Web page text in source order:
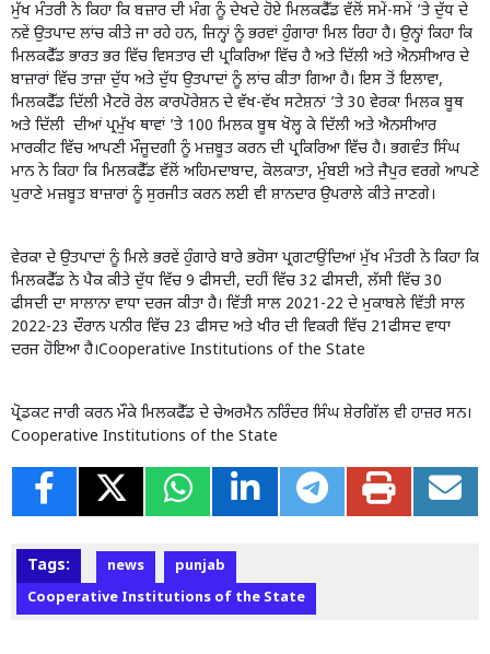
ਮੁੱਖ ਮੰਤਰੀ ਨੇ ਕਿਹਾ ਕਿ ਬਜ਼ਾਰ ਦੀ ਮੰਗ ਨੂੰ ਦੇਖਦੇ ਹੋਏ ਮਿਲਕਫੈੱਡ ਵੱਲੋਂ ਸਮੇਂ-ਸਮੇਂ ’ਤੇ ਦੁੱਧ ਦੇ
ਨਵੇਂ ਉਤਪਾਦ ਲਾਂਚ ਕੀਤੇ ਜਾ ਰਹੇ ਹਨ, ਜਿਨ੍ਹਾਂ ਨੂੰ ਭਰਵਾਂ ਹੁੰਗਾਰਾ ਮਿਲ ਰਿਹਾ ਹੈ। ਉਨ੍ਹਾਂ ਕਿਹਾ ਕਿ
ਮਿਲਕਫੈੱਡ ਭਾਰਤ ਭਰ ਵਿੱਚ ਵਿਸਤਾਰ ਦੀ ਪ੍ਰਕਿਰਿਆ ਵਿੱਚ ਹੈ ਅਤੇ ਦਿੱਲੀ ਅਤੇ ਐਨਸੀਆਰ ਦੇ
ਬਾਜ਼ਾਰਾਂ ਵਿੱਚ ਤਾਜ਼ਾ ਦੁੱਧ ਅਤੇ ਦੁੱਧ ਉਤਪਾਦਾਂ ਨੂੰ ਲਾਂਚ ਕੀਤਾ ਗਿਆ ਹੈ। ਇਸ ਤੋਂ ਇਲਾਵਾ,
ਮਿਲਕਫੈੱਡ ਦਿੱਲੀ ਮੈਟਰੋ ਰੇਲ ਕਾਰਪੋਰੇਸ਼ਨ ਦੇ ਵੱਖ-ਵੱਖ ਸਟੇਸ਼ਨਾਂ ’ਤੇ 30 ਵੇਰਕਾ ਮਿਲਕ ਬੂਥ
ਅਤੇ ਦਿੱਲੀ ਦੀਆਂ ਪ੍ਰਮੁੱਖ ਥਾਵਾਂ ’ਤੇ 100 ਮਿਲਕ ਬੂਥ ਖੋਲ੍ਹ ਕੇ ਦਿੱਲੀ ਅਤੇ ਐਨਸੀਆਰ
ਮਾਰਕੀਟ ਵਿੱਚ ਆਪਣੀ ਮੌਜੂਦਗੀ ਨੂੰ ਮਜ਼ਬੂਤ ਕਰਨ ਦੀ ਪ੍ਰਕਿਰਿਆ ਵਿੱਚ ਹੈ। ਭਗਵੰਤ ਸਿੰਘ
ਮਾਨ ਨੇ ਕਿਹਾ ਕਿ ਮਿਲਕਫੈੱਡ ਵੱਲੋਂ ਅਹਿਮਦਾਬਾਦ, ਕੋਲਕਾਤਾ, ਮੁੰਬਈ ਅਤੇ ਜੈਪੁਰ ਵਰਗੇ ਆਪਣੇ
ਪੁਰਾਣੇ ਮਜ਼ਬੂਤ ਬਾਜ਼ਾਰਾਂ ਨੂੰ ਸੁਰਜੀਤ ਕਰਨ ਲਈ ਵੀ ਸ਼ਾਨਦਾਰ ਉਪਰਾਲੇ ਕੀਤੇ ਜਾਣਗੇ।
ਵੇਰਕਾ ਦੇ ਉਤਪਾਦਾਂ ਨੂੰ ਮਿਲੇ ਭਰਵੇਂ ਹੁੰਗਾਰੇ ਬਾਰੇ ਭਰੋਸਾ ਪ੍ਰਗਟਾਉਂਦਿਆਂ ਮੁੱਖ ਮੰਤਰੀ ਨੇ ਕਿਹਾ ਕਿ
ਮਿਲਕਫੈੱਡ ਨੇ ਪੈਕ ਕੀਤੇ ਦੁੱਧ ਵਿੱਚ 9 ਫੀਸਦੀ, ਦਹੀਂ ਵਿੱਚ 32 ਫੀਸਦੀ, ਲੱਸੀ ਵਿੱਚ 30
ਫੀਸਦੀ ਦਾ ਸਾਲਾਨਾ ਵਾਧਾ ਦਰਜ ਕੀਤਾ ਹੈ। ਵਿੱਤੀ ਸਾਲ 2021-22 ਦੇ ਮੁਕਾਬਲੇ ਵਿੱਤੀ ਸਾਲ
2022-23 ਦੌਰਾਨ ਪਨੀਰ ਵਿੱਚ 23 ਫੀਸਦ ਅਤੇ ਖੀਰ ਦੀ ਵਿਕਰੀ ਵਿੱਚ 21ਫੀਸਦ ਵਾਧਾ
ਦਰਜ ਹੋਇਆ ਹੈ।Cooperative Institutions of the State
ਪ੍ਰੋਡਕਟ ਜਾਰੀ ਕਰਨ ਮੌਕੇ ਮਿਲਕਫੈੱਡ ਦੇ ਚੇਅਰਮੈਨ ਨਰਿੰਦਰ ਸਿੰਘ ਸ਼ੇਰਗਿੱਲ ਵੀ ਹਾਜ਼ਰ ਸਨ।
Cooperative Institutions of the State
Tags: news
punjab
Cooperative Institutions of the State